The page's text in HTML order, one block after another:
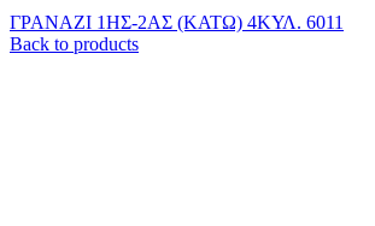
ΓΡΑΝΑΖΙ 1ΗΣ-2AΣ (ΚΑΤΩ) 4ΚΥΛ. 6011
Back to products